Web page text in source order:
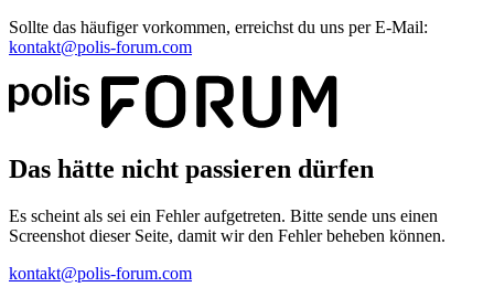
Sollte das häufiger vorkommen, erreichst du uns per E-Mail:
kontakt@polis-forum.com
Das hätte nicht passieren dürfen
Es scheint als sei ein Fehler aufgetreten. Bitte sende uns einen
Screenshot dieser Seite, damit wir den Fehler beheben können.
kontakt@polis-forum.com